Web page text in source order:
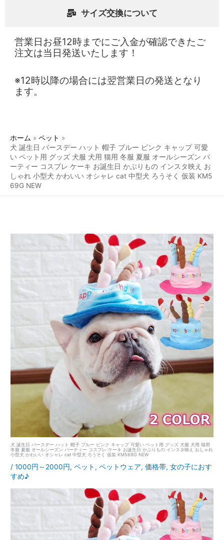
サイズ交換について
営業日お昼12時までにご入金が確認できたご
注文は当日発送いたします！
※12時以降の場合には翌営業日の発送となり
ます。
ホーム
ペット
犬 誕生日 バースデー ハット 帽子 ブルー ピンク キャップ 可愛
い ペット用 グッズ 犬服 犬用 猫用 冬服 夏服 オールシーズン パ
ーティー コスプレ ケーキ お誕生日 かぶりもの インスタ映え お
しゃれ 小型犬 かわいい オシャレ cat 中型犬 ろうそく 仮装 KM5
69G NEW
犬 誕生日 バースデー ハット 帽子 ブルー ピンク キャップ 可愛い ペット用 グッズ 犬服 犬用 猫用
冬服 夏服 オールシーズン パーティー コスプレ ケーキ お誕生日 かぶりもの インスタ映え おしゃれ
小型犬 かわいい オシャレ cat 中型犬 ろうそく 仮装 KM569G NEW
/1000円～2000円,ペット ,ペットウェア,価格帯,女の子におす
すめ♪